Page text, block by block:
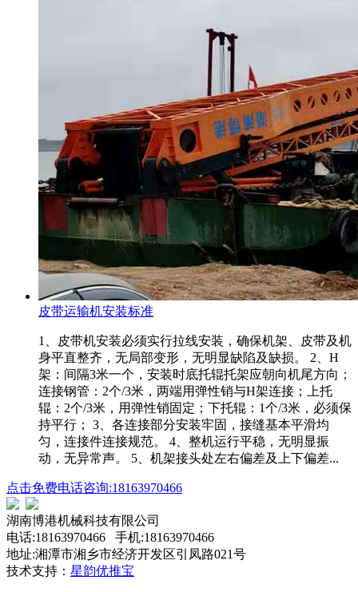
皮带运输机安装标准
1、皮带机安装必须实行拉线安装，确保机架、皮带及机
身平直整齐，无局部变形，无明显缺陷及缺损。 2、H
架：间隔3米一个，安装时底托辊托架应朝向机尾方向；
连接钢管：2个/3米，两端用弹性销与H架连接；上托
辊：2个/3米，用弹性销固定；下托辊：1个/3米，必须保
持平行； 3、各连接部分安装牢固，接缝基本平滑均
匀，连接件连接规范。 4、整机运行平稳，无明显振
动，无异常声。 5、机架接头处左右偏差及上下偏差...
点击免费电话咨询:18163970466
湖南博港机械科技有限公司
电话:18163970466 手机:18163970466
地址:湘潭市湘乡市经济开发区引凤路021号
技术支持： 星韵优推宝